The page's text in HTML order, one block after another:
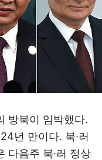
방북이 임박했다.
년 만이다. 북·러
다음주 북·러 정상